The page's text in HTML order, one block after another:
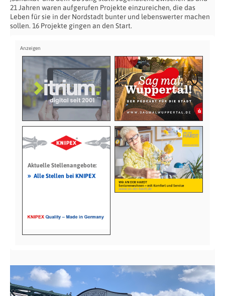
21 Jahren waren aufgerufen Projekte einzureichen, die das
Leben für sie in der Nordstadt bunter und lebenswerter machen
sollen. 16 Projekte gingen an den Start.
Aktuelle Stellenangebote:
» Alle Stellen bei KNIPEX